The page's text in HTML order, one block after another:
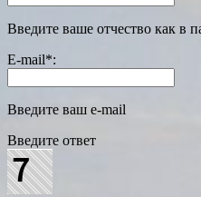
Введите ваше отчество как в
E-mail*:
Введите ваш e-mail
Введите ответ